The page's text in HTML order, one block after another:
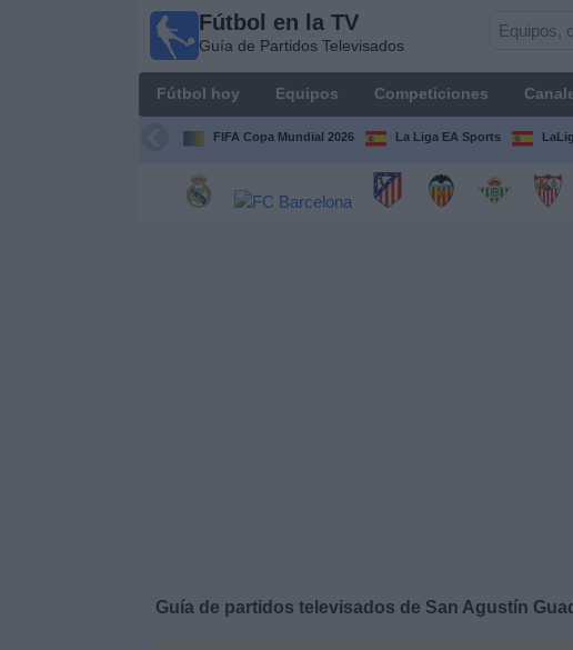
Fútbol en la TV
Guía de Partidos Televisados
Fútbol hoy Equipos Competiciones
FIFA Copa Mundial 2026 La Liga EA Sports
Guía de partidos televisados de San Agustín